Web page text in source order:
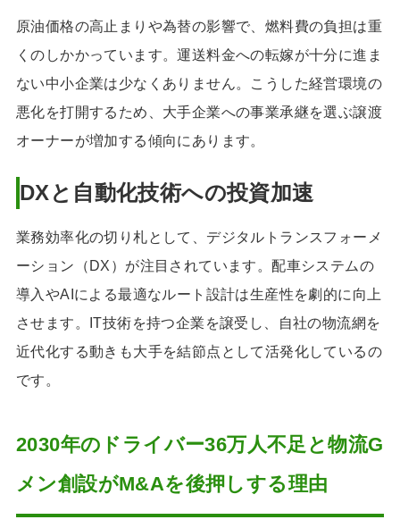
原油価格の高止まりや為替の影響で、燃料費の負担は重
くのしかかっています。運送料金への転嫁が十分に進ま
ない中小企業は少なくありません。こうした経営環境の
悪化を打開するため、大手企業への事業承継を選ぶ譲渡
オーナーが増加する傾向にあります。
DXと自動化技術への投資加速
業務効率化の切り札として、デジタルトランスフォーメ
ーション（DX）が注目されています。配車システムの
導入やAIによる最適なルート設計は生産性を劇的に向上
させます。IT技術を持つ企業を譲受し、自社の物流網を
近代化する動きも大手を結節点として活発化しているの
です。
2030年のドライバー36万人不足と物流G
メン創設がM&Aを後押しする理由